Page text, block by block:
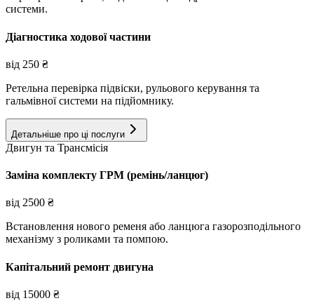
системи.
Діагностика ходової частини
від 250 ₴
Ретельна перевірка підвіски, рульового керування та
гальмівної системи на підйомнику.
Детальніше про ці послуги
Двигун та Трансмісія
Заміна комплекту ГРМ (ремінь/ланцюг)
від 2500 ₴
Встановлення нового ременя або ланцюга газорозподільного
механізму з роликами та помпою.
Капітальний ремонт двигуна
від 15000 ₴